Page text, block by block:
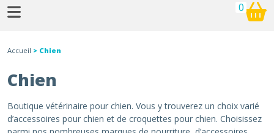
0
Accueil > Chien
Chien
Boutique vétérinaire pour chien. Vous y trouverez un choix varié
d’accessoires pour chien et de croquettes pour chien. Choisissez